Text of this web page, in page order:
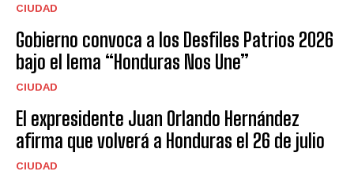
CIUDAD
Gobierno convoca a los Desfiles Patrios 2026
bajo el lema “Honduras Nos Une”
CIUDAD
El expresidente Juan Orlando Hernández
afirma que volverá a Honduras el 26 de julio
CIUDAD